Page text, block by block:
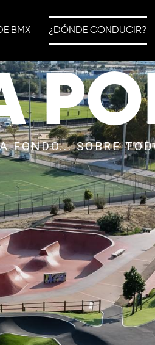
BMX ¿DÓNDE CONDUCIR?
FONDO... SOBRE